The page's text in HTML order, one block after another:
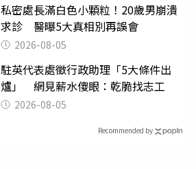
私密處長滿白色小顆粒！20歲男崩潰
求診 醫曝5大真相別再誤會
2026-08-05
駐英代表處徵行政助理「5大條件出
爐」 網見薪水傻眼：乾脆找志工
2026-08-05
Recommended by